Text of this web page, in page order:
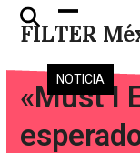
Skip
FILTER
Open
mobile
menu
Close
mobile
menu
NOTICIA
«Must I